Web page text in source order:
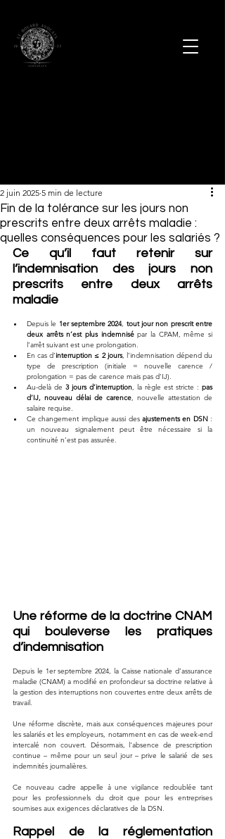
Fin de la tolérance sur les jours non
prescrits entre deux arrêts maladie :
quelles conséquences pour les salariés ?
2 juin 2025 5 min de lecture
Ce qu’il faut retenir sur
l’indemnisation des jours non
prescrits entre deux arrêts
maladie
Depuis le 1er septembre 2024, tout jour non prescrit entre
deux arrêts n’est plus indemnisé par la CPAM, même si
l’arrêt suivant est une prolongation.
En cas d’interruption ≤ 2 jours, l’indemnisation dépend du
type de prescription (initiale = nouvelle carence /
prolongation = pas de carence mais pas d’IJ).
Au-delà de 3 jours d’interruption, la règle est stricte : pas
d’IJ, nouveau délai de carence, nouvelle attestation de
salaire requise.
Ce changement implique aussi des ajustements en DSN :
un nouveau signalement peut être nécessaire si la
continuité n’est pas assurée.
Une réforme de la doctrine CNAM
qui bouleverse les pratiques
d’indemnisation
Depuis le 1er septembre 2024, la Caisse nationale d’assurance
maladie (CNAM) a modifié en profondeur sa doctrine relative à
la gestion des interruptions non couvertes entre deux arrêts de
travail.
Une réforme discrète, mais aux conséquences majeures pour
les salariés et les employeurs, notamment en cas de week-end
intercalé non couvert. Désormais, l'absence de prescription
continue – même pour un seul jour – prive le salarié de ses
indemnités journalières.
Ce nouveau cadre appelle à une vigilance redoublée tant
pour les professionnels du droit que pour les entreprises
soumises aux exigences déclaratives de la DSN.
Rappel de la réglementation